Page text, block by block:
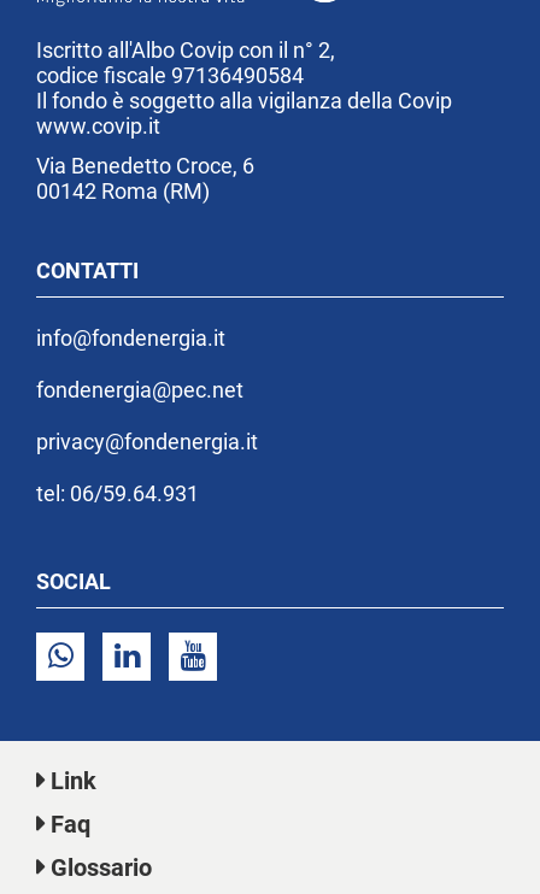
Iscritto all'Albo Covip con il n° 2,
codice fiscale 97136490584
Il fondo è soggetto alla vigilanza della Covip
www.covip.it
Via Benedetto Croce, 6
00142 Roma (RM)
CONTATTI
info@fondenergia.it
fondenergia@pec.net
privacy@fondenergia.it
tel: 06/59.64.931
SOCIAL
Link
Faq
Glossario